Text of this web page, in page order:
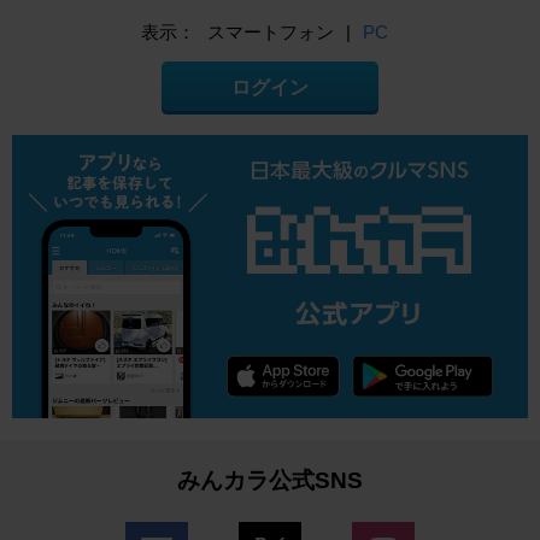
表示： スマートフォン | PC
ログイン
みんカラ公式SNS